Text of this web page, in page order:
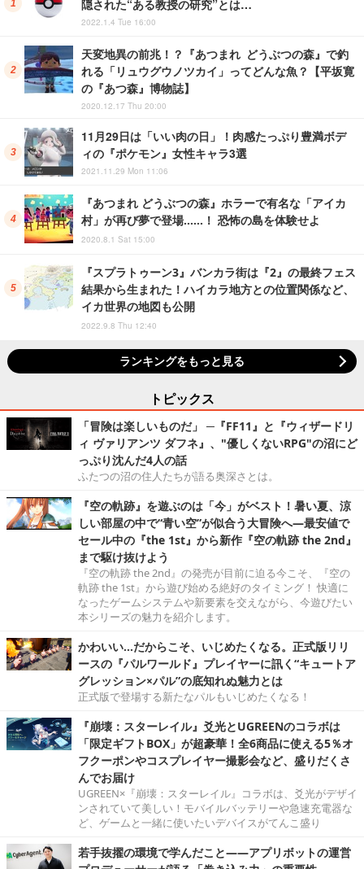
隠された“ある教授の研究”とは…
2022.1.4 Tue 16:00
天変地異の前兆！？『あつまれ どうぶつの森』で釣
れる「リュウグウノツカイ」ってどんな魚？【平坂寛
の『あつ森』博物誌】
2020.12.17 Thu 20:00
11月29日は「いい肉の日」！肉感たっぷり豊満ボデ
ィの『ポケモン』女性キャラ3選
2021.11.29 Mon 11:06
『あつまれ どうぶつの森』ホラーで有名な「アイカ
村」が再び夢で登場……！ 恐怖の島を体験せよ
2020.8.1 Sat 15:00
『スプラトゥーン3』バンカラ街は『2』の最終フェス
結果から生まれた！ハイカラ地方との位置関係など、
イカ世界の地図も公開
2022.9.8 Thu 12:40
ランキングをもっと見る
トピックス
「冒険は楽しいものだ」 ─『FF11』と『ウィザードリ
ィ ヴァリアンツ ダフネ』、"優しくないRPG"の沼にど
っぷり沈んだ4人の話
ふたつの沼の住人たちが語る奥深さとは。
『空の軌跡』を遊ぶのは「今」がベスト！暑い夏、涼
しい部屋の中で“青い空”が似合う大冒険へ―最安値で
セール中の『the 1st』から新作『空の軌跡 the 2nd』
まで駆け抜けよう
『空の軌跡 the 2nd』の発売が目前に迫る今こそ、『空の
軌跡 the 1st』から遊び始める絶好のタイミング！ 快適に
なったゲームシステムや新要素を交えながら、今遊びたい
本シリーズの魅力を紹介します。
かわいい…だからこそ、いじめたくなる。正式版リリ
ースの『パルワールド』プレイヤーに訊く“キュートア
グレッション×パル”の底知れぬ魅力とは
正式版で登場する新たなパルもいじめたくなる！
『崩壊：スターレイル』爻光とUGREENのコラボは
「限定ギフトBOX」が超豪華！全6商品に使える5％オ
フクーポンやコスプレイヤー撮影会など、盛りだくさ
んでお届け
UGREEN×『崩壊：スターレイル』コラボは、爻光がデザイ
ンされていて美しい！モバイルバッテリーや急速充電器な
ど、ゲームと一緒に使いたいデバイスがてんこ盛り
若手抜擢の環境で学んだこと――アプリボットの運営